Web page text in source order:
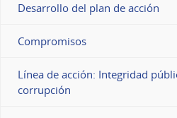
Desarrollo del plan de acción
Compromisos
Línea de acción: Integridad
corrupción